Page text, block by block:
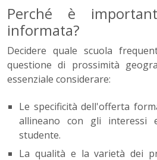
Perché è
informata?
Decidere quale scuola
questione di prossimità
essenziale considerare:
Le specificità dell'offerta
allineano con gli interessi
studente.
La qualità e la varietà dei